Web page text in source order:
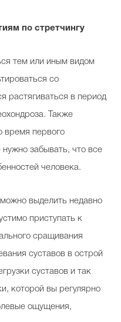
по стретчингу
тем или иным видом
со
растягиваться в период
Также
время первого
забывать, что все
человека.
выделить недавно
приступать к
сращивания
суставов в острой
суставов и так
которой вы регулярно
ощущения,